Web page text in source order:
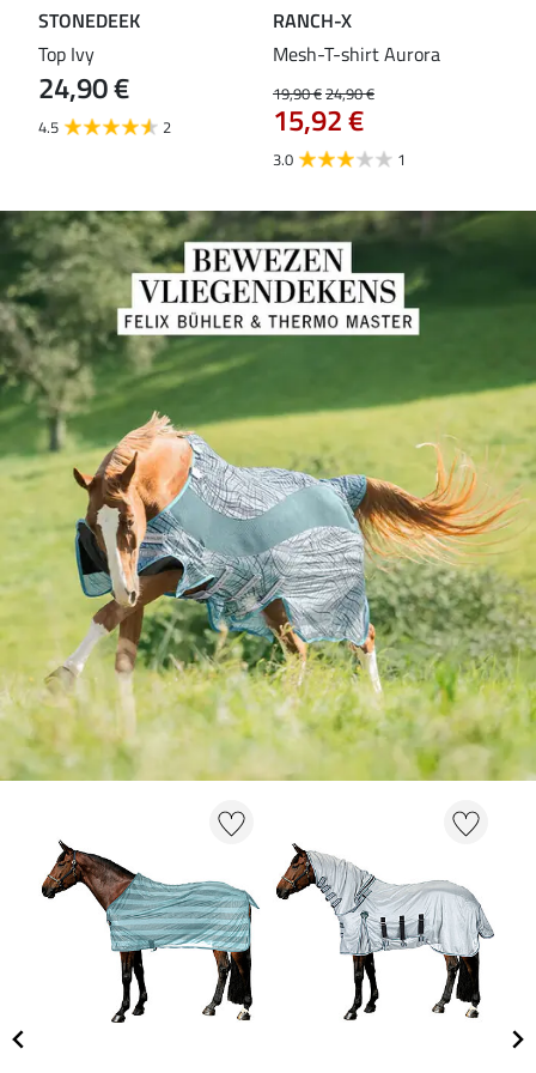
STONEDEEK
Top Ivy
24,90 €
4.5 2
RANCH-X
Mesh-T-shirt Aurora
19,90 €24,90 €
15,92 €
3.0 1